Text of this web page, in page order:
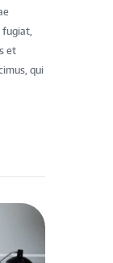
fugiat,
et
qui